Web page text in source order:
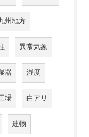
州地方
異常気象
器 湿度
場 白アリ
建物